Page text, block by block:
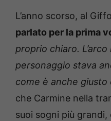
L’anno scorso, al
parlato per la prima
proprio chiaro.
personaggio stava
come è anche giusto
che Carmine nella
suoi sogni più